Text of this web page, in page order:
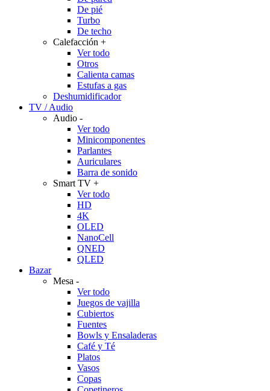
De pié
Turbo
De techo
Calefacción +
Ver todo
Otros
Calienta camas
Estufas a gas
Deshumidificador
TV / Audio
Audio -
Ver todo
Minicomponentes
Parlantes
Auriculares
Barra de sonido
Smart TV +
Ver todo
HD
4K
OLED
NanoCell
QNED
QLED
Bazar
Mesa -
Ver todo
Juegos de vajilla
Cubiertos
Fuentes
Bowls y Ensaladeras
Café y Té
Platos
Vasos
Copas